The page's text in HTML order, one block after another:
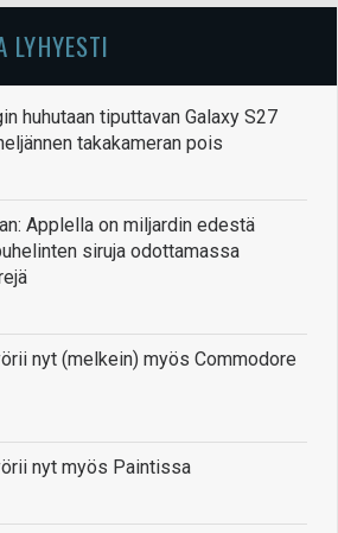
LYHYESTI
huhutaan tiputtavan Galaxy S27
takakameran pois
Applella on miljardin edestä
siruja odottamassa
nyt (melkein) myös Commodore
nyt myös Paintissa